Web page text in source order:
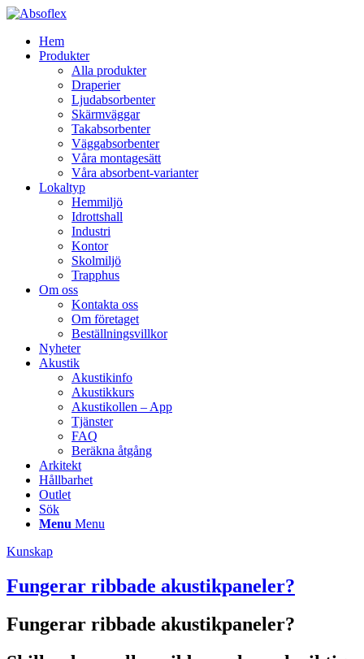
Hem
Produkter
Alla produkter
Draperier
Ljudabsorbenter
Skärmväggar
Takabsorbenter
Väggabsorbenter
Våra montagesätt
Våra absorbent-varianter
Lokaltyp
Hemmiljö
Idrottshall
Industri
Kontor
Skolmiljö
Trapphus
Om oss
Kontakta oss
Om företaget
Beställningsvillkor
Nyheter
Akustik
Akustikinfo
Akustikkurs
Akustikollen – App
Tjänster
FAQ
Beräkna åtgång
Arkitekt
Hållbarhet
Outlet
Sök
Menu Menu
Kunskap
Fungerar ribbade akustikpaneler?
Fungerar ribbade akustikpaneler?